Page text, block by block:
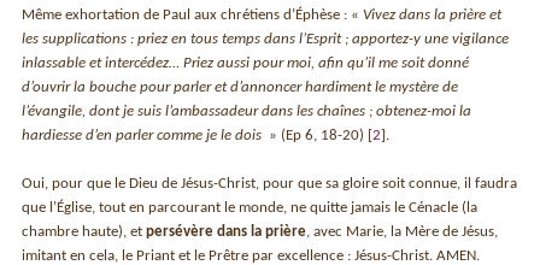
Même exhortation de Paul aux chrétiens d’Éphèse : «Vivez dans la prière et
les supplications : priez en tous temps dans l’Esprit ; apportez-y une vigilance
inlassable et intercédez… Priez aussi pour moi, afin qu’il me soit donné
d’ouvrir la bouche pour parler et d’annoncer hardiment le mystère de
l’évangile, dont je suis l’ambassadeur dans les chaînes ; obtenez-moi la
hardiesse d’en parler comme je le dois » (Ep 6, 18-20) [2]
Oui, pour que le Dieu de Jésus-Christ, pour que sa gloire soit connue, il faudra
que l’Église, tout en parcourant le monde, ne quitte jamais le Cénacle (la
chambre haute), etpersévère dans la prière , avec Marie, la Mère de Jésus,
imitant en cela, le Priant et le Prêtre par excellence : Jésus-Christ. AMEN.